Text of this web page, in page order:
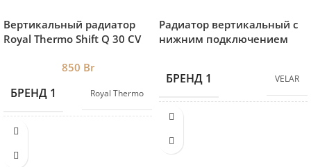
Вертикальный радиатор
Royal Thermo Shift Q 30 CV
подключение
850 Br
БРЕНД 1 Royal Thermo
Радиатор вертикальный с
нижним подключением
БРЕНД 1 VELAR